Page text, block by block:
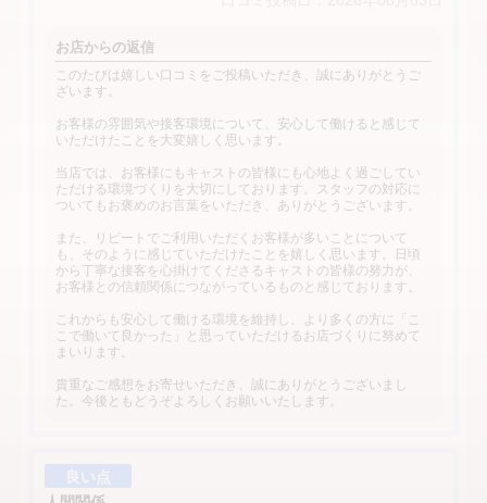
お店からの返信
このたびは嬉しい口コミをご投稿いただき、誠にありがとうご
ざいます。
お客様の雰囲気や接客環境について、安心して働けると感じて
いただけたことを大変嬉しく思います。
当店では、お客様にもキャストの皆様にも心地よく過ごしてい
ただける環境づくりを大切にしております。スタッフの対応に
ついてもお褒めのお言葉をいただき、ありがとうございます。
また、リピートでご利用いただくお客様が多いことについて
も、そのように感じていただけたことを嬉しく思います。日頃
から丁寧な接客を心掛けてくださるキャストの皆様の努力が、
お客様との信頼関係につながっているものと感じております。
これからも安心して働ける環境を維持し、より多くの方に「こ
こで働いて良かった」と思っていただけるお店づくりに努めて
まいります。
貴重なご感想をお寄せいただき、誠にありがとうございまし
た。今後ともどうぞよろしくお願いいたします。
良い点